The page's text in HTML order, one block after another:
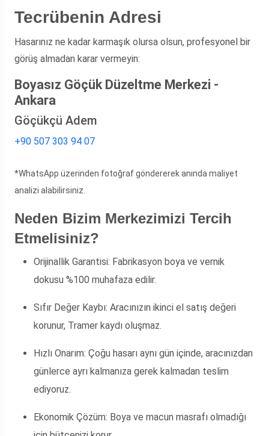
Tecrübenin Adresi
Hasarınız ne kadar karmaşık olursa olsun, profesyonel bir
görüş almadan karar vermeyin:
Boyasız Göçük Düzeltme Merkezi -
Ankara
Göçükçü Adem
+90 507 303 94 07
*WhatsApp üzerinden fotoğraf göndererek anında maliyet
analizi alabilirsiniz.
Neden Bizim Merkezimizi Tercih
Etmelisiniz?
Orijinallik Garantisi: Fabrikasyon boya ve vernik
dokusu %100 muhafaza edilir.
Sıfır Değer Kaybı: Aracınızın ikinci el satış değeri
korunur, Tramer kaydı oluşmaz.
Hızlı Onarım: Çoğu hasarı aynı gün içinde, aracınızdan
günlerce ayrı kalmanıza gerek kalmadan teslim
ediyoruz.
Ekonomik Çözüm: Boya ve macun masrafı olmadığı